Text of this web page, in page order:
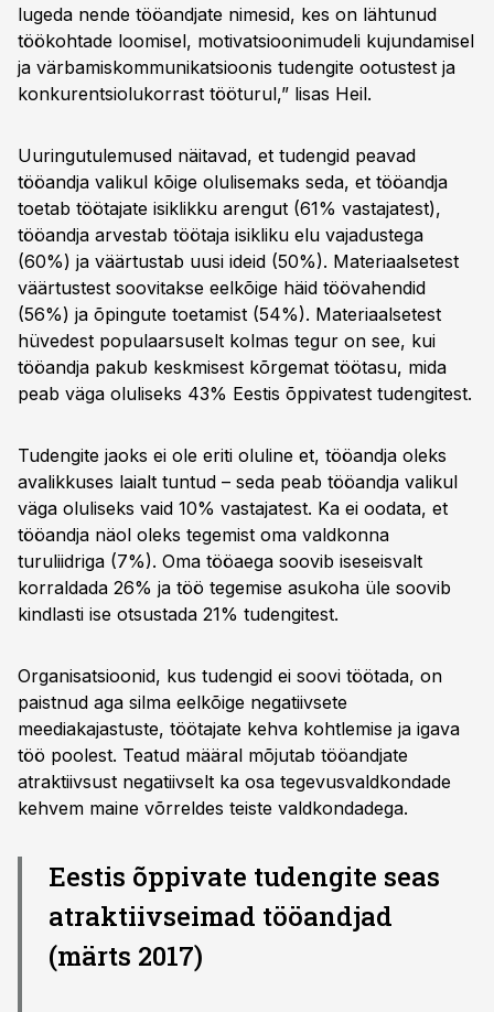
lugeda nende tööandjate nimesid, kes on lähtunud
töökohtade loomisel, motivatsioonimudeli kujundamisel
ja värbamiskommunikatsioonis tudengite ootustest ja
konkurentsiolukorrast tööturul,” lisas Heil.
Uuringutulemused näitavad, et tudengid peavad
tööandja valikul kõige olulisemaks seda, et tööandja
toetab töötajate isiklikku arengut (61% vastajatest),
tööandja arvestab töötaja isikliku elu vajadustega
(60%) ja väärtustab uusi ideid (50%). Materiaalsetest
väärtustest soovitakse eelkõige häid töövahendid
(56%) ja õpingute toetamist (54%). Materiaalsetest
hüvedest populaarsuselt kolmas tegur on see, kui
tööandja pakub keskmisest kõrgemat töötasu, mida
peab väga oluliseks 43% Eestis õppivatest tudengitest.
Tudengite jaoks ei ole eriti oluline et, tööandja oleks
avalikkuses laialt tuntud – seda peab tööandja valikul
väga oluliseks vaid 10% vastajatest. Ka ei oodata, et
tööandja näol oleks tegemist oma valdkonna
turuliidriga (7%). Oma tööaega soovib iseseisvalt
korraldada 26% ja töö tegemise asukoha üle soovib
kindlasti ise otsustada 21% tudengitest.
Organisatsioonid, kus tudengid ei soovi töötada, on
paistnud aga silma eelkõige negatiivsete
meediakajastuste, töötajate kehva kohtlemise ja igava
töö poolest. Teatud määral mõjutab tööandjate
atraktiivsust negatiivselt ka osa tegevusvaldkondade
kehvem maine võrreldes teiste valdkondadega.
Eestis õppivate tudengite seas
atraktiivseimad tööandjad
(märts 2017)